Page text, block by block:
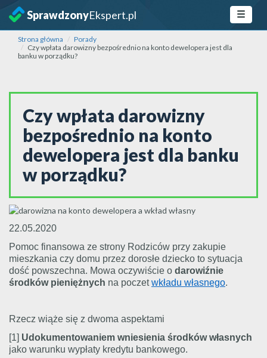
SprawdzonyEkspert.pl
Strona główna
Porady
Czy wpłata darowizny bezpośrednio na konto dewelopera jest dla
banku w porządku?
Czy wpłata darowizny
bezpośrednio na konto
dewelopera jest dla banku
w porządku?
22.05.2020
Pomoc finansowa ze strony Rodziców przy zakupie
mieszkania czy domu przez dorosłe dziecko to sytuacja
dość powszechna. Mowa oczywiście o darowiźnie
środków pieniężnych na poczetwkładu własnego.
Rzecz wiąże się z dwoma aspektami
[1] Udokumentowaniem wniesienia środków własnych
jako warunku wypłaty kredytu bankowego.